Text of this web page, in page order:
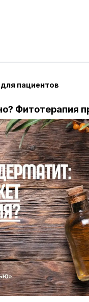
пациентов
Фитотерапия